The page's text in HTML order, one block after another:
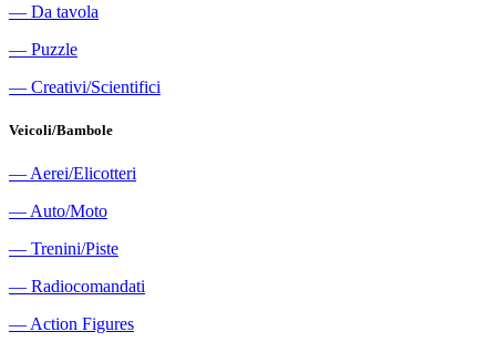
― Da tavola
― Puzzle
― Creativi/Scientifici
Veicoli/Bambole
― Aerei/Elicotteri
― Auto/Moto
― Trenini/Piste
― Radiocomandati
― Action Figures